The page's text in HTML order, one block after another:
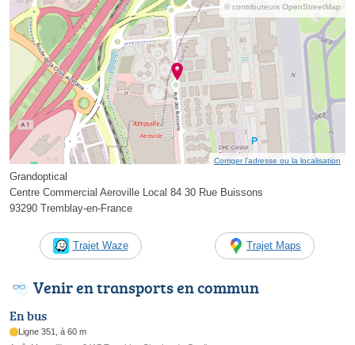
© contributeurs OpenStreetMap
Corriger l’adresse ou la localisation
Grandoptical
Centre Commercial Aeroville Local 84 30 Rue Buissons
93290 Tremblay-en-France
Trajet Waze Trajet Maps
Venir en transports en commun
En bus
Ligne 351, à 60 m